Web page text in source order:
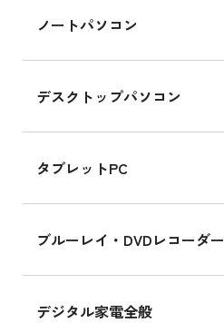
ノートパソコン
デスクトップパソコン
タブレットPC
ブルーレイ・DVDレコーダー
デジタル家電全般